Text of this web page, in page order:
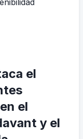
el
el
y el